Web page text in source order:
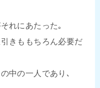
れにあたった｡
きももちろん必要だ
中の一人であり､